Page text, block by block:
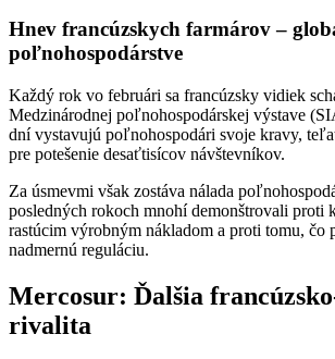
Hnev francúzskych farmárov –
poľnohospodárstve
Každý rok vo februári sa francúzsky vidiek
Medzinárodnej poľnohospodárskej výstave
dní vystavujú poľnohospodári svoje kravy,
pre potešenie desaťtisícov návštevníkov.
Za úsmevmi však zostáva nálada
posledných rokoch mnohí demonštrovali proti
rastúcim výrobným nákladom a proti tomu, čo
nadmernú reguláciu.
Mercosur: Ďalšia
rivalita